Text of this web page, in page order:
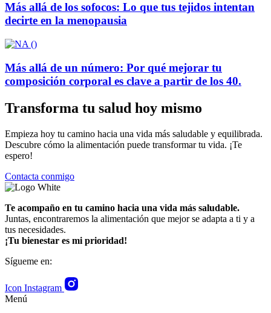
Más allá de los sofocos: Lo que tus tejidos intentan
decirte en la menopausia
Más allá de un número: Por qué mejorar tu
composición corporal es clave a partir de los 40.
Transforma tu salud hoy mismo
Empieza hoy tu camino hacia una vida más saludable y equilibrada.
Descubre cómo la alimentación puede transformar tu vida. ¡Te
espero!
Contacta conmigo
Te acompaño en tu camino hacia una vida más saludable.
Juntas, encontraremos la alimentación que mejor se adapta a ti y a
tus necesidades.
¡Tu bienestar es mi prioridad!
Sígueme en:
Icon Instagram
Menú